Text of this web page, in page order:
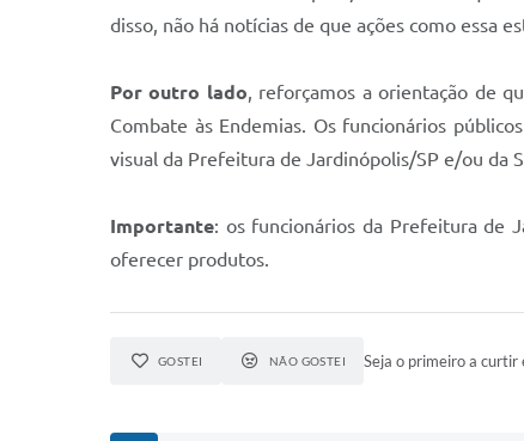
disso, não há notícias de que ações como essa
Por outro lado , reforçamos a orientação de
Combate às Endemias. Os funcionários
visual da Prefeitura de Jardinópolis/SP e/ou da
Importante: os funcionários da Prefeitura de
oferecer produtos.
GOSTEI NÃO GOSTEI Seja o primeiro a curtir